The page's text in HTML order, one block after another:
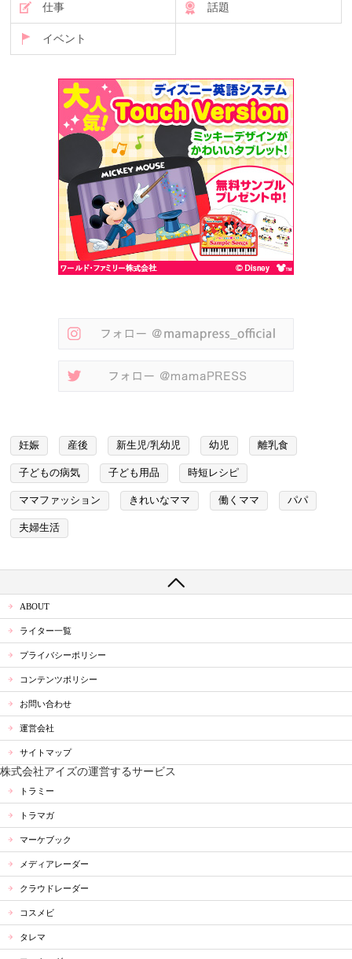
仕事 話題
イベント
妊娠 産後 新生児/乳幼児 幼児 離乳食
子どもの病気 子ども用品 時短レシピ
ママファッション きれいなママ 働くママ パパ
夫婦生活
ABOUT
ライター一覧
プライバシーポリシー
コンテンツポリシー
お問い合わせ
運営会社
サイトマップ
株式会社アイズの運営するサービス
トラミー
トラマガ
マーケブック
メディアレーダー
クラウドレーダー
コスメビ
タレマ